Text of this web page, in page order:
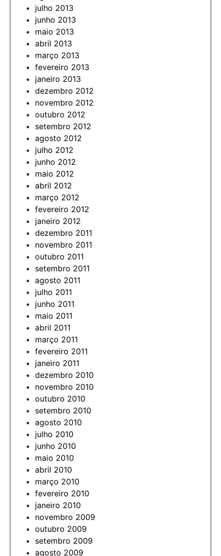
julho 2013
junho 2013
maio 2013
abril 2013
março 2013
fevereiro 2013
janeiro 2013
dezembro 2012
novembro 2012
outubro 2012
setembro 2012
agosto 2012
julho 2012
junho 2012
maio 2012
abril 2012
março 2012
fevereiro 2012
janeiro 2012
dezembro 2011
novembro 2011
outubro 2011
setembro 2011
agosto 2011
julho 2011
junho 2011
maio 2011
abril 2011
março 2011
fevereiro 2011
janeiro 2011
dezembro 2010
novembro 2010
outubro 2010
setembro 2010
agosto 2010
julho 2010
junho 2010
maio 2010
abril 2010
março 2010
fevereiro 2010
janeiro 2010
novembro 2009
outubro 2009
setembro 2009
agosto 2009